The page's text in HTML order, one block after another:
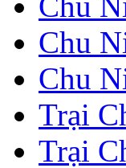
Chu
Chu
Trại
Trại